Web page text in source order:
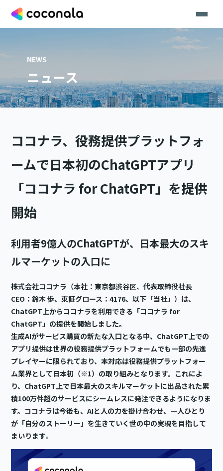
NEWS
ニュース
ココナラ、役務提供プラットフォ
ームで日本初のChatGPTアプリ
「ココナラ for ChatGPT」を提供
開始
利用者9億人のChatGPTが、日本最大のスキ
ルマーケットの入口に
株式会社ココナラ（本社：東京都渋谷区、代表取締役社長
CEO：鈴木 歩、東証グロース：4176、以下「当社」）は、
ChatGPT上からココナラを利用できる「ココナラ for
ChatGPT」の提供を開始しました。
生成AIがサービス購買の新たな入口となる中、ChatGPT上での
アプリ提供は世界の役務提供プラットフォームでも一部の先進
プレイヤーに限られており、本対応は役務提供プラットフォー
ム業界として日本初（※1）の取り組みとなります。これによ
り、ChatGPT上で日本最大のスキルマーケットに出品された累
積100万件超のサービスにシームレスに発注できるようになりま
す。ココナラは今後も、AIと人の力を掛け合わせ、一人ひとり
が「自分のストーリー」を生きていく世の中の実現を目指して
まいります。